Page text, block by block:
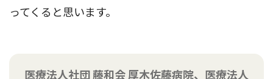
ってくると思います。
医療法人社団 藤和会 厚木佐藤病院、医療法人